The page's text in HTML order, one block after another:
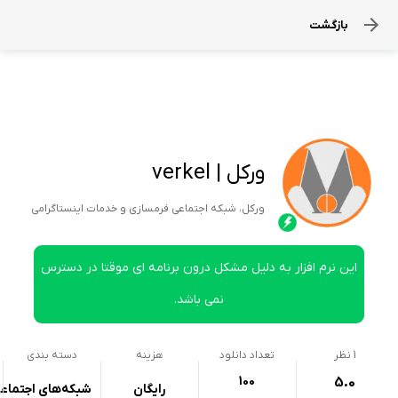
بازگشت
ورکل | verkel
ورکل، شبکه اجتماعی فرمسازی و خدمات اینستاگرامی
این نرم افزار به دلیل مشکل درون برنامه ای موقتا در دسترس
نمی باشد.
1 نظر
5.0
تعداد دانلود
100
هزینه
رایگان
دسته بندی
شبکه‌های